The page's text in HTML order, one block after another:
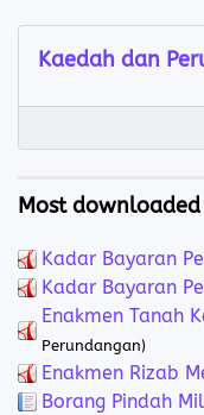
Kaedah dan
Most
Kadar Bayaran
Kadar Bayaran
Enakmen Tanah
Perundangan)
Enakmen Rizab
Borang Pindah